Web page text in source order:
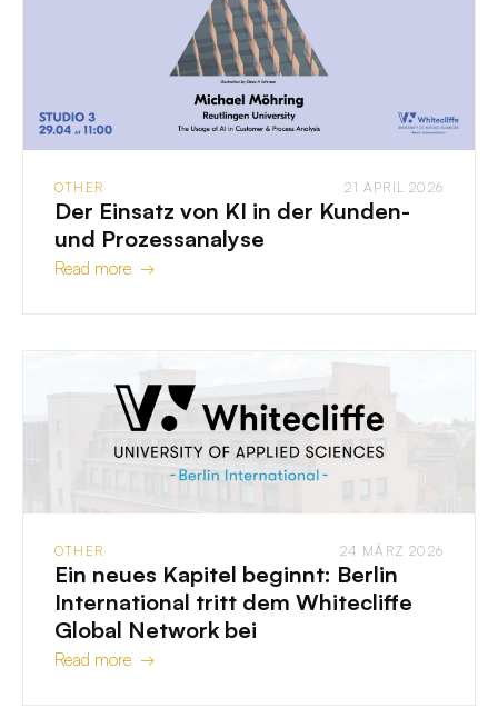
OTHER 21 APRIL 2026
Der Einsatz von KI in der Kunden-
und Prozessanalyse
Read more →
OTHER 24 MÄRZ 2026
Ein neues Kapitel beginnt: Berlin
International tritt dem Whitecliffe
Global Network bei
Read more →